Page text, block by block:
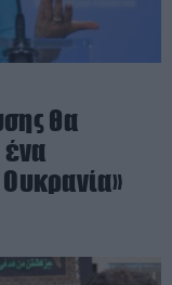
θα
ένα